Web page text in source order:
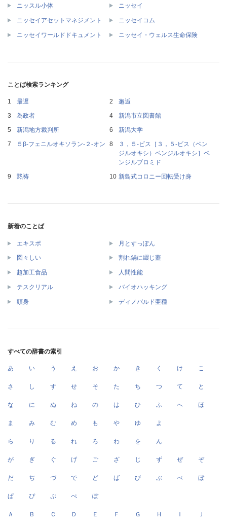
ニッスル小体 ニッセイ
ニッセイアセットマネジメント ニッセイコム
ニッセイワールドドキュメント ニッセイ・ウェルス生命保険
ことば検索ランキング
最遅
邂逅
為政者
新潟市立図書館
新潟地方裁判所
新潟大学
５β‐フェニルオキソラン‐２‐オン
３，５‐ビス［３，５‐ビス（ベン
ジルオキシ）ベンジルオキシ］ベ
ンジルブロミド
黙祷
新島式コロニー回転受け身
新着のことば
エキスポ 月とすっぽん
図々しい 割れ鍋に綴じ蓋
超加工食品 人間性能
テスクリアル バイオハッキング
頭身 ディノバルド亜種
すべての辞書の索引
あ い う え お か き く け こ
さ し す せ そ た ち つ て と
な に ぬ ね の は ひ ふ へ ほ
ま み む め も や ゆ よ
ら り る れ ろ わ を ん
が ぎ ぐ げ ご ざ じ ず ぜ ぞ
だ ぢ づ で ど ば び ぶ べ ぼ
ぱ ぴ ぷ ぺ ぽ
Ａ Ｂ Ｃ Ｄ Ｅ Ｆ Ｇ Ｈ Ｉ Ｊ